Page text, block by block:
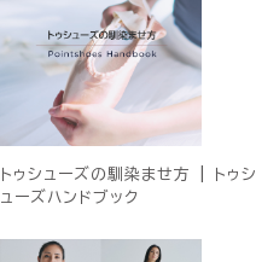
トゥシューズの馴染ませ方 | トゥシ
ューズハンドブック